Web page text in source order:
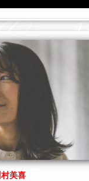
村美喜